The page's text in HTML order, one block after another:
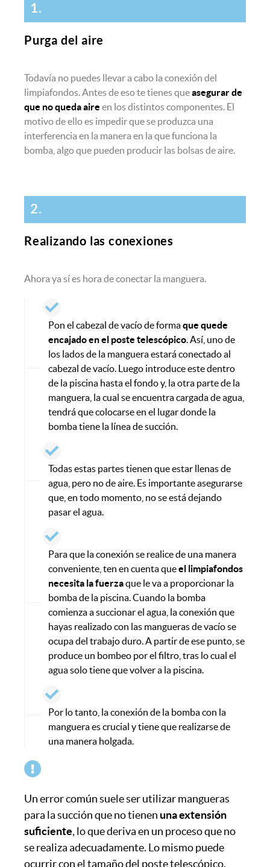
1.
Purga del aire
Todavía no puedes llevar a cabo la conexión del
limpiafondos. Antes de eso te tienes queasegurar de
que no queda aire en los distintos componentes. El
motivo de ello es impedir que se produzca una
interferencia en la manera en la que funciona la
bomba, algo que pueden producir las bolsas de aire.
2.
Realizando las conexiones
Ahora ya sí es hora de conectar la manguera.
Pon el cabezal de vacío de formaque quede
encajado en el poste telescópico. Así, uno de
los lados de la manguera estará conectado al
cabezal de vacío. Luego introduce este dentro
de la piscina hasta el fondo y, la otra parte de la
manguera, la cual se encuentra cargada de agua,
tendrá que colocarse en el lugar donde la
bomba tiene la línea de succión.
Todas estas partes tienen que estar llenas de
agua, pero no de aire. Es importante asegurarse
que, en todo momento, no se está dejando
pasar el agua.
Para que la conexión se realice de una manera
conveniente, ten en cuenta queel limpiafondos
necesita la fuerzaque le va a proporcionar la
bomba de la piscina. Cuando la bomba
comienza a succionar el agua, la conexión que
hayas realizado con las mangueras de vacío se
ocupa del trabajo duro. A partir de ese punto, se
produce un bombeo por el filtro, tras lo cual el
agua solo tiene que volver a la piscina.
Por lo tanto, la conexión de la bomba con la
manguera es crucial y tiene que realizarse de
una manera holgada.
Un error común suele ser utilizar mangueras
para la succión que no tienen una extensión
suficiente, lo que deriva en un proceso que no
se realiza adecuadamente. Lo mismo puede
ocurrir con el tamaño del poste telescópico.